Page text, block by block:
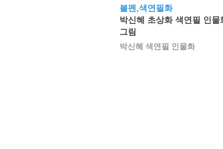
볼펜,색연필화
박신혜 초상화 색연필 인물
그림
박신혜 색연필 인물화